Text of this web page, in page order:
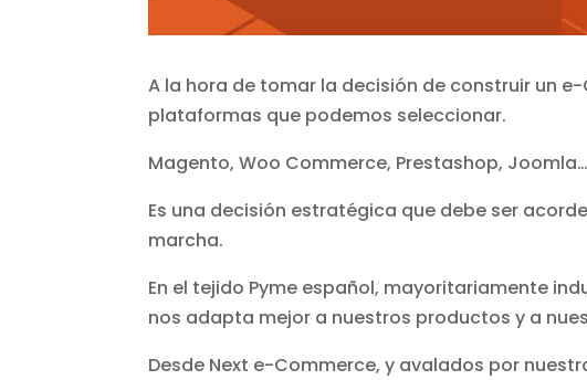
A la hora de tomar la decisión de construir un
plataformas que podemos seleccionar.
Magento, Woo Commerce, Prestashop, Joomla…
Es una decisión estratégica que debe ser
marcha.
En el tejido Pyme español, mayoritariamente
nos adapta mejor a nuestros productos y a
Desde Next e-Commerce, y avalados por